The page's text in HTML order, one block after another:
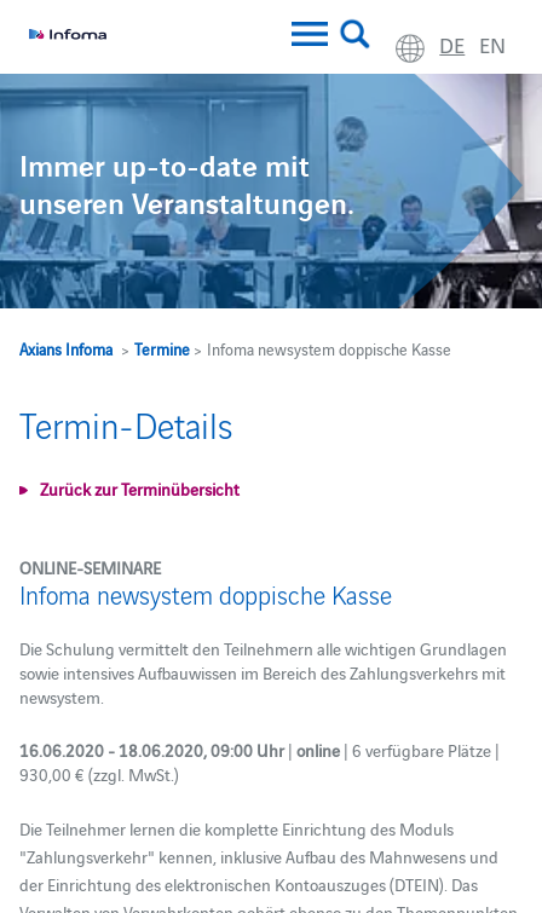
DE EN
Immer up-to-date mit
unseren Veranstaltungen.
Axians Infoma> Termine> Infoma newsystem doppische Kasse
Termin-Details
Zurück zur Terminübersicht
ONLINE-SEMINARE
Infoma newsystem doppische Kasse
Die Schulung vermittelt den Teilnehmern alle wichtigen Grundlagen
sowie intensives Aufbauwissen im Bereich des Zahlungsverkehrs mit
newsystem.
16.06.2020 - 18.06.2020, 09:00 Uhr| online | 6 verfügbare Plätze |
930,00 € (zzgl. MwSt.)
Die Teilnehmer lernen die komplette Einrichtung des Moduls
"Zahlungsverkehr" kennen, inklusive Aufbau des Mahnwesens und
der Einrichtung des elektronischen Kontoauszuges (DTEIN). Das